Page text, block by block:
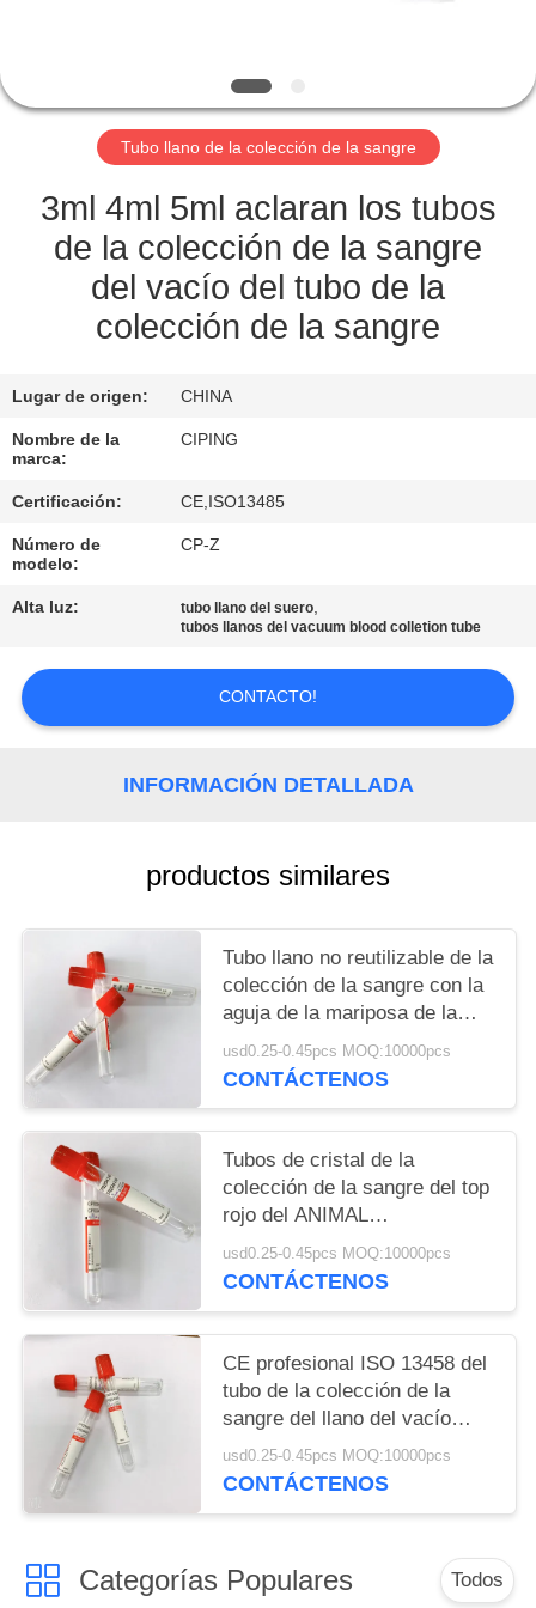
DE
CALIDAD
ÉNTRENOS
CONTACTO
PIDA
UNA
CITA
MAPA
DEL
PRIVACY
Tubo llano de la colección de la sangre
3ml 4ml 5ml aclaran los tubos
de la colección de la sangre
del vacío del tubo de la
colección de la sangre
Lugar de origen: CHINA
Nombre de la
marca:
CIPING
Certificación: CE,ISO13485
Número de
modelo:
CP-Z
Alta luz: tubo llano del suero,
tubos llanos del vacuum blood colletion tube
CONTACTO!
INFORMACIÓN DETALLADA
productos similares
Tubo llano no reutilizable de la
colección de la sangre con la
aguja de la mariposa de la
colección de la sangre
usd0.25-0.45pcs MOQ:10000pcs
CONTÁCTENOS
Tubos de cristal de la
colección de la sangre del top
rojo del ANIMAL
DOMÉSTICO médico ningún
añadido 1ML-10ML
usd0.25-0.45pcs MOQ:10000pcs
CONTÁCTENOS
CE profesional ISO 13458 del
tubo de la colección de la
sangre del llano del vacío
aprobado
usd0.25-0.45pcs MOQ:10000pcs
CONTÁCTENOS
Categorías Populares Todos